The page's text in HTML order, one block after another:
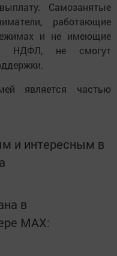
Самозанятые
работающие
и не имеющие
НДФЛ, не смогут
является частью
и интересным в
в
MАХ: